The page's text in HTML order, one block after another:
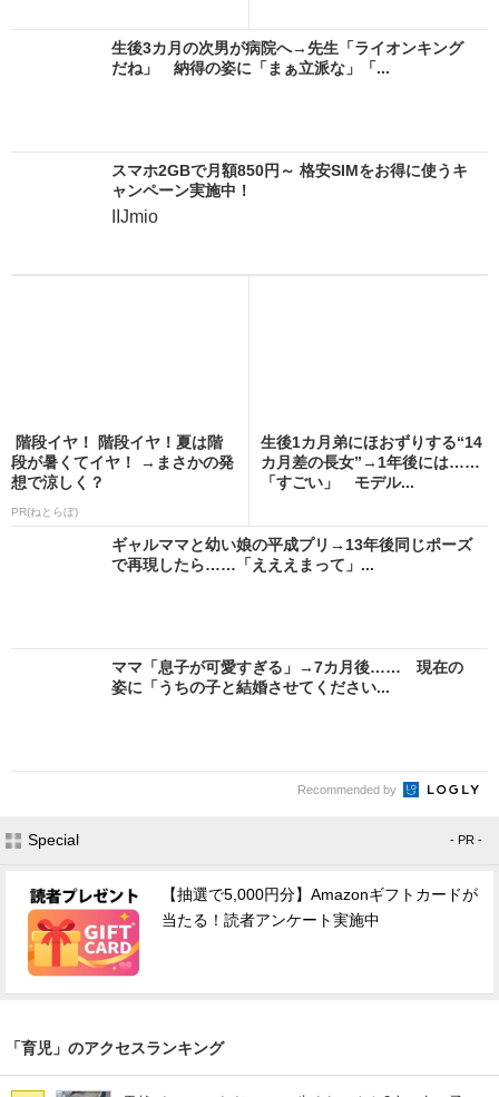
生後3カ月の次男が病院へ→先生「ライオンキング
だね」 納得の姿に「まぁ立派な」「...
スマホ2GBで月額850円～ 格安SIMをお得に使うキ
ャンペーン実施中！
IIJmio
階段イヤ！ 階段イヤ！夏は階
段が暑くてイヤ！ →まさかの発
想で涼しく？
PR(ねとらぼ)
生後1カ月弟にほおずりする“14
カ月差の長女”→1年後には……
「すごい」 モデル...
ギャルママと幼い娘の平成プリ→13年後同じポーズ
で再現したら……「えええまって」...
ママ「息子が可愛すぎる」→7カ月後…… 現在の
姿に「うちの子と結婚させてください...
Recommended by
Special - PR -
【抽選で5,000円分】Amazonギフトカードが
当たる！読者アンケート実施中
「育児」のアクセスランキング